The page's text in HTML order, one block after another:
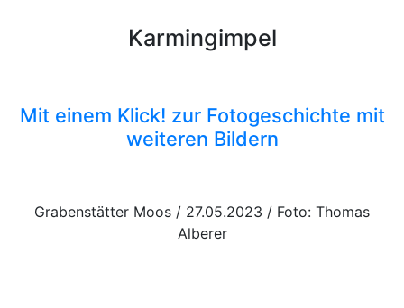
Karmingimpel
Mit einem Klick! zur Fotogeschichte mit
weiteren Bildern
Grabenstätter Moos / 27.05.2023 / Foto: Thomas
Alberer